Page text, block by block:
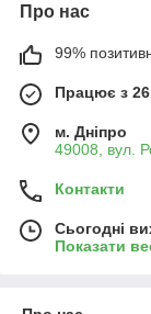
Про нас
99%
Працює з
м. Дніпро
49008, вул.
Контакти
Сьогодні
Показати